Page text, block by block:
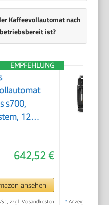
Kaffeevollautomat nach
ist?
EMPFEHLUNG
s700,
12
des
642,52 €
ansehen
zzgl. Versandkosten * Anzeige